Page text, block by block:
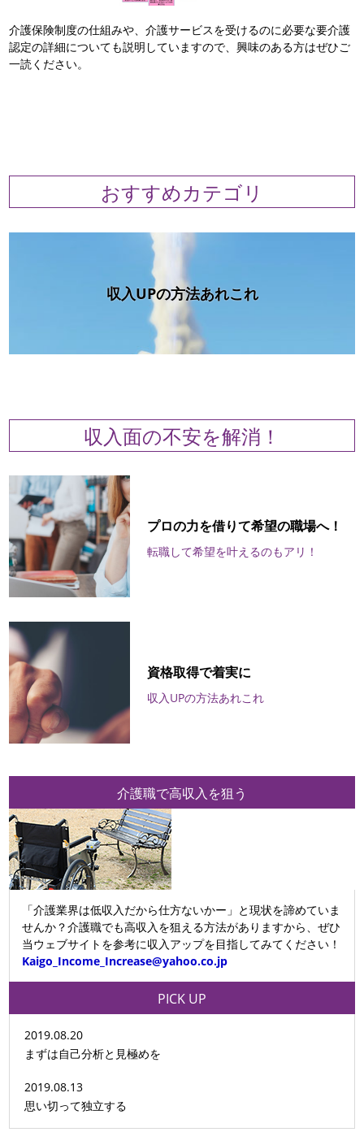
介護保険制度の仕組みや、介護サービスを受けるのに必要な要介護
認定の詳細についても説明していますので、興味のある方はぜひご
一読ください。
おすすめカテゴリ
収入UPの方法あれこれ
収入面の不安を解消！
プロの力を借りて希望の職場へ！
転職して希望を叶えるのもアリ！
資格取得で着実に
収入UPの方法あれこれ
介護職で高収入を狙う
「介護業界は低収入だから仕方ないかー」と現状を諦めていま
せんか？介護職でも高収入を狙える方法がありますから、ぜひ
当ウェブサイトを参考に収入アップを目指してみてください！
Kaigo_Income_Increase@yahoo.co.jp
PICK UP
2019.08.20
まずは自己分析と見極めを
2019.08.13
思い切って独立する